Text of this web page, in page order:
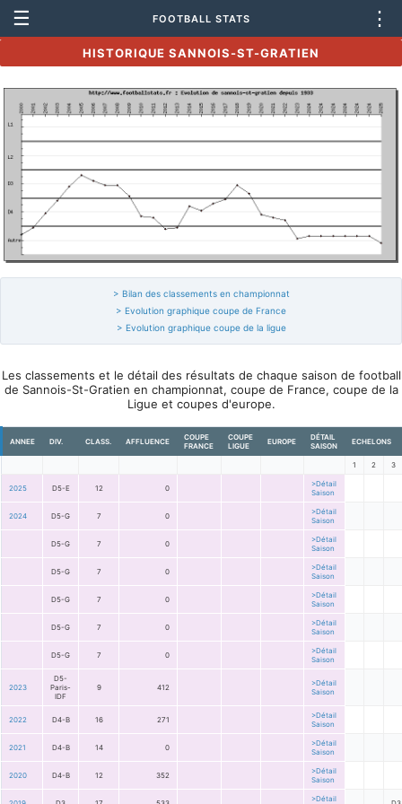
☰ FOOTBALL STATS ⋮
HISTORIQUE SANNOIS-ST-GRATIEN
> Bilan des classements en championnat
> Evolution graphique coupe de France
> Evolution graphique coupe de la ligue
Les classements et le détail des résultats de chaque saison de football
de Sannois-St-Gratien en championnat, coupe de France, coupe de la
Ligue et coupes d'europe.
ANNEE DIV. CLASS. AFFLUENCE
COUPE
FRANCE
COUPE
LIGUE
EUROPE
DÉTAIL
SAISON
ECHELONS
1 2 3
2025 D5-E 12 0
>Détail
Saison
2024 D5-G 7 0
>Détail
Saison
D5-G 7 0
>Détail
Saison
D5-G 7 0
>Détail
Saison
D5-G 7 0
>Détail
Saison
D5-G 7 0
>Détail
Saison
D5-G 7 0
>Détail
Saison
2023
D5-
Paris-
IDF
9 412
>Détail
Saison
2022 D4-B 16 271
>Détail
Saison
2021 D4-B 14 0
>Détail
Saison
2020 D4-B 12 352
>Détail
Saison
>Détail